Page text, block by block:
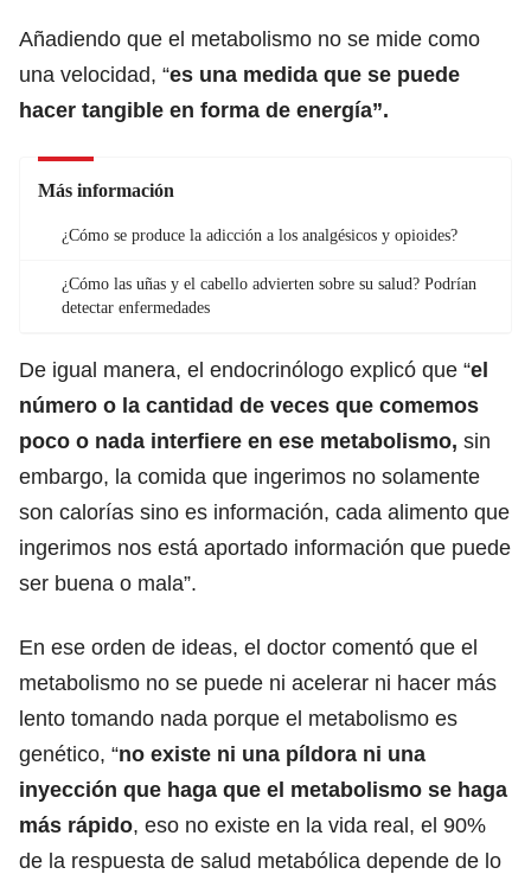
Añadiendo que el metabolismo no se mide como
una velocidad, “es una medida que se puede
hacer tangible en forma de energía”.
Más información
¿Cómo se produce la adicción a los analgésicos y opioides?
¿Cómo las uñas y el cabello advierten sobre su salud? Podrían
detectar enfermedades
De igual manera, el endocrinólogo explicó que “el
número o la cantidad de veces que comemos
poco o nada interfiere en ese metabolismo, sin
embargo, la comida que ingerimos no solamente
son calorías sino es información, cada alimento que
ingerimos nos está aportado información que puede
ser buena o mala”.
En ese orden de ideas, el doctor comentó que el
metabolismo no se puede ni acelerar ni hacer más
lento tomando nada porque el metabolismo es
genético, “no existe ni una píldora ni una
inyección que haga que el metabolismo se haga
más rápido, eso no existe en la vida real, el 90%
de la respuesta de salud metabólica depende de lo